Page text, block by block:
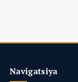
Navigatsiya